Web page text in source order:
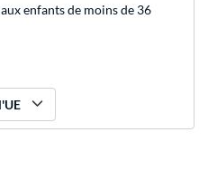
enfants de moins de 36